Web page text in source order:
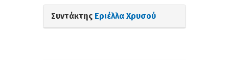
Συντάκτης Εριέλλα Χρυσού